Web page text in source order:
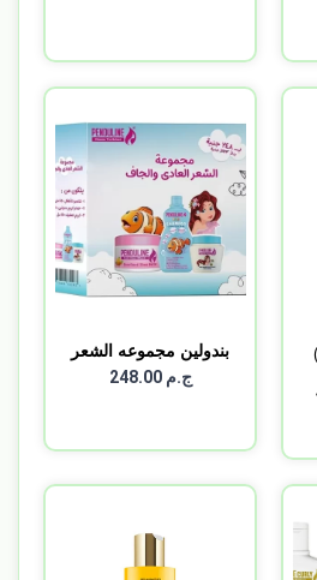
بندولين مجموعه الشعر
ال...ج.م 248.00